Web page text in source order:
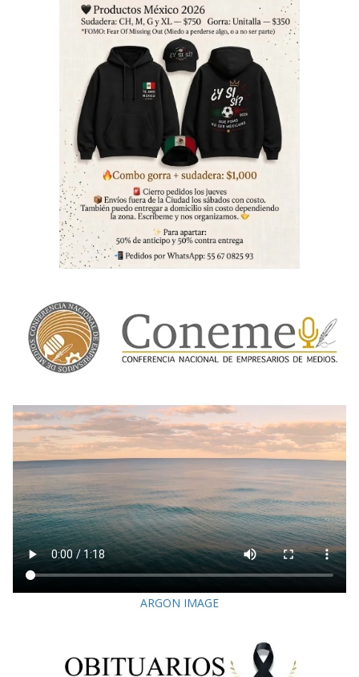
ARGON IMAGE